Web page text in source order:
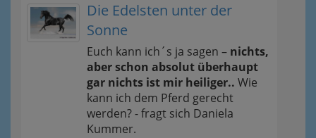
Die Edelsten unter der
Sonne
Euch kann ich´s ja sagen – nichts,
aber schon absolut überhaupt
gar nichts ist mir heiliger.. Wie
kann ich dem Pferd gerecht
werden? - fragt sich Daniela
Kummer.